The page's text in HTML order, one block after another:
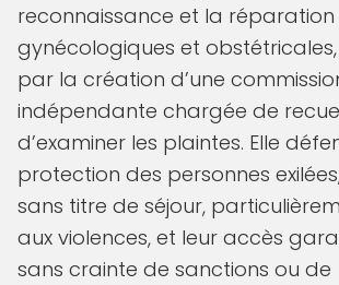
reconnaissance et la réparation
gynécologiques et
par la création d’une
indépendante chargée de
d’examiner les plaintes. Elle
protection des personnes
sans titre de séjour,
aux violences, et leur accès
sans crainte de sanctions ou de